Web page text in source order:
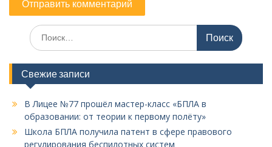
Поиск
по:
Свежие записи
В Лицее №77 прошёл мастер-класс «БПЛА в
образовании: от теории к первому полёту»
Школа БПЛА получила патент в сфере правового
регулирования беспилотных систем